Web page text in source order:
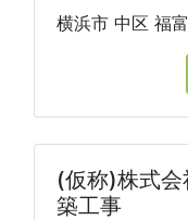
横浜市 中区 福
(仮称)株式
築工事